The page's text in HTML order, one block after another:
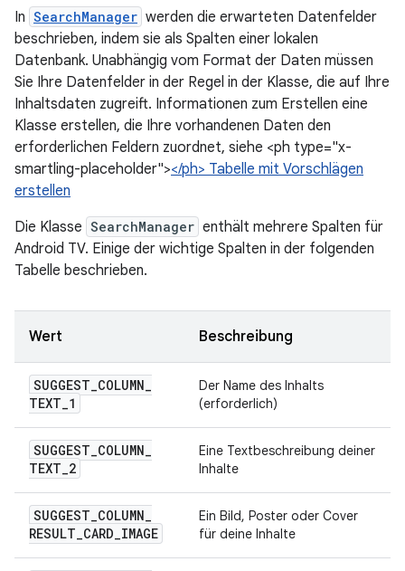
In SearchManager werden die erwarteten Datenfelder
beschrieben, indem sie als Spalten einer lokalen
Datenbank. Unabhängig vom Format der Daten müssen
Sie Ihre Datenfelder in der Regel in der Klasse, die auf Ihre
Inhaltsdaten zugreift. Informationen zum Erstellen eine
Klasse erstellen, die Ihre vorhandenen Daten den
erforderlichen Feldern zuordnet, siehe <ph type="x-
smartling-placeholder"></ph> Tabelle mit Vorschlägen
erstellen
Die Klasse SearchManager enthält mehrere Spalten für
Android TV. Einige der wichtige Spalten in der folgenden
Tabelle beschrieben.
Wert Beschreibung
SUGGEST_COLUMN_
TEXT_1
Der Name des Inhalts
(erforderlich)
SUGGEST_COLUMN_
TEXT_2
Eine Textbeschreibung deiner
Inhalte
SUGGEST_COLUMN_
RESULT_CARD_IMAGE
Ein Bild, Poster oder Cover
für deine Inhalte